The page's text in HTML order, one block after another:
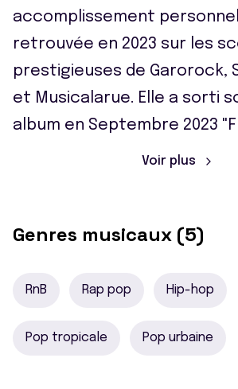
accomplissement personnel.
retrouvée en 2023 sur les
prestigieuses de Garorock,
et Musicalarue. Elle a sorti
album en Septembre 2023 "Fl
Voir plus
Genres musicaux (5)
RnB Rap pop Hip-hop
Pop tropicale Pop urbaine